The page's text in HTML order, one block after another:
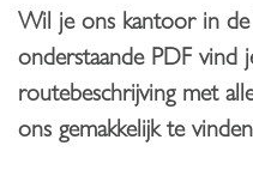
Wil je ons kantoor in de
onderstaande PDF vind
routebeschrijving met
ons gemakkelijk te